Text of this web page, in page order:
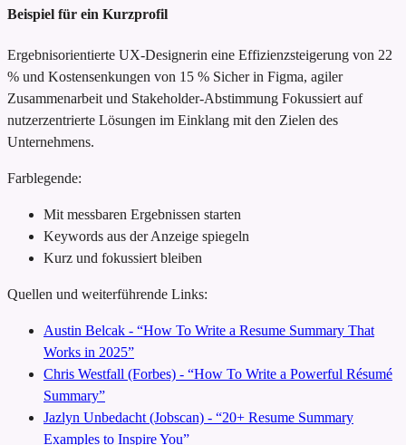
Beispiel für ein Kurzprofil
Ergebnisorientierte UX-Designerin eine Effizienzsteigerung von 22
% und Kostensenkungen von 15 % Sicher in Figma, agiler
Zusammenarbeit und Stakeholder-Abstimmung Fokussiert auf
nutzerzentrierte Lösungen im Einklang mit den Zielen des
Unternehmens.
Farblegende:
Mit messbaren Ergebnissen starten
Keywords aus der Anzeige spiegeln
Kurz und fokussiert bleiben
Quellen und weiterführende Links:
Austin Belcak - “How To Write a Resume Summary That
Works in 2025”
Chris Westfall (Forbes) - “How To Write a Powerful Résumé
Summary”
Jazlyn Unbedacht (Jobscan) - “20+ Resume Summary
Examples to Inspire You”